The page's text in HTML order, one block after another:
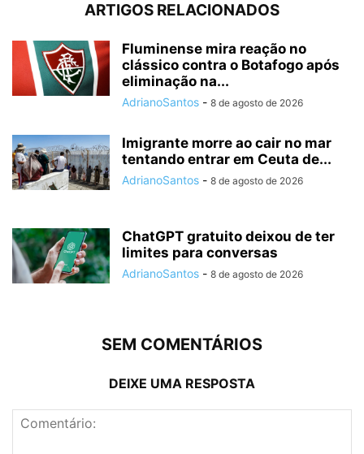
ARTIGOS RELACIONADOS
Fluminense mira reação no
clássico contra o Botafogo após
eliminação na...
AdrianoSantos - 8 de agosto de 2026
Imigrante morre ao cair no mar
tentando entrar em Ceuta de...
AdrianoSantos - 8 de agosto de 2026
ChatGPT gratuito deixou de ter
limites para conversas
AdrianoSantos - 8 de agosto de 2026
SEM COMENTÁRIOS
DEIXE UMA RESPOSTA